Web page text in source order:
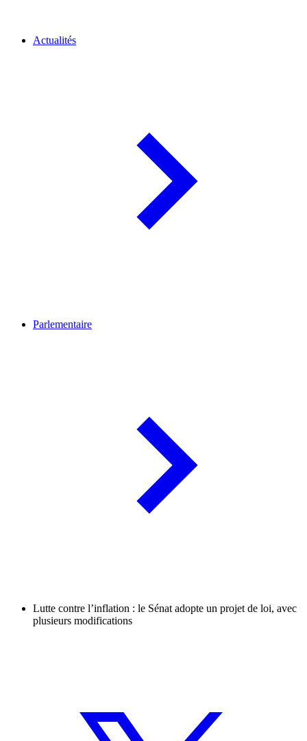
Actualités
Parlementaire
Lutte contre l’inflation : le Sénat adopte un projet de loi, avec
plusieurs modifications